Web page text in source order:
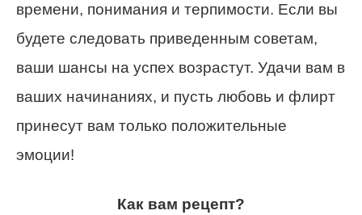
времени, понимания и терпимости. Если вы
будете следовать приведенным советам,
ваши шансы на успех возрастут. Удачи вам в
ваших начинаниях, и пусть любовь и флирт
принесут вам только положительные
эмоции!
Как вам рецепт?